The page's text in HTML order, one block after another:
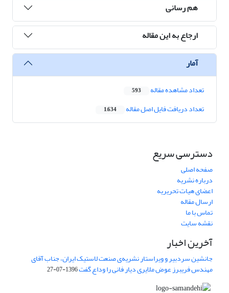
هم رسانی
ارجاع به این مقاله
آمار
تعداد مشاهده مقاله 593
تعداد دریافت فایل اصل مقاله 1,634
دسترسی سریع
صفحه اصلی
درباره نشریه
اعضای هیات تحریریه
ارسال مقاله
تماس با ما
نقشه سایت
آخرین اخبار
جانشین سردبیر و ویراستار نشریه‌ی صنعت لاستیک ایران، جناب آقای
مهندس فریبرز عوض ملایری دیار فانی را وداع گفت1396-07-27